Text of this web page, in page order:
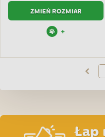
ZMIEŃ ROZMIAR
+
Łap